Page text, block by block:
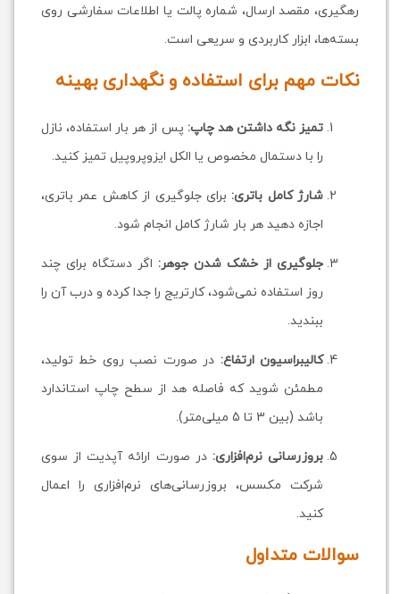
رهگیری، مقصد ارسال، شماره پالت یا اطلاعات سفارشی روی
بسته‌ها، ابزار کاربردی و سریعی است.
نکات مهم برای استفاده و نگهداری بهینه
تمیز نگه داشتن هد چاپ:پس از هر بار استفاده، نازل
را با دستمال مخصوص یا الکل ایزوپروپیل تمیز کنید.
شارژ کامل باتری:برای جلوگیری از کاهش عمر باتری،
اجازه دهید هر بار شارژ کامل انجام شود.
جلوگیری از خشک شدن جوهر:اگر دستگاه برای چند
روز استفاده نمی‌شود، کارتریج را جدا کرده و درب آن را
ببندید.
کالیبراسیون ارتفاع:در صورت نصب روی خط تولید،
مطمئن شوید که فاصله هد از سطح چاپ استاندارد
باشد (بین 3 تا 5 میلی‌متر).
بروزرسانی نرم‌افزاری:در صورت ارائه آپدیت از سوی
شرکت مکسس، بروزرسانی‌های نرم‌افزاری را اعمال
کنید.
سوالات متداول